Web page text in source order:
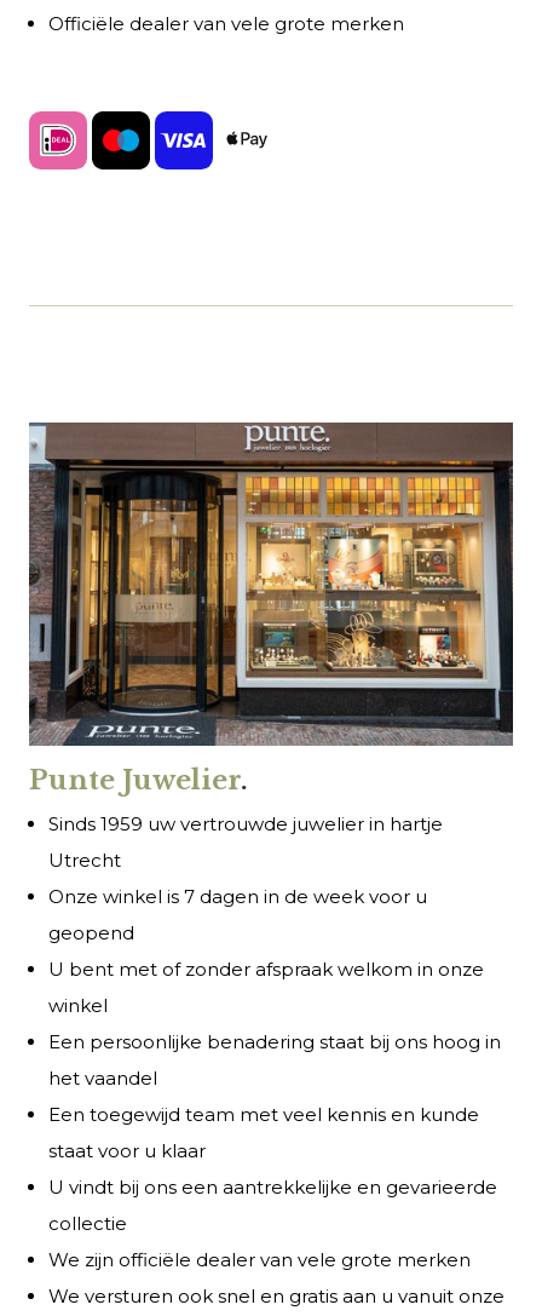
Officiële dealer van vele grote merken
Punte Juwelier.
Sinds 1959 uw vertrouwde juwelier in hartje
Utrecht
Onze winkel is 7 dagen in de week voor u
geopend
U bent met of zonder afspraak welkom in onze
winkel
Een persoonlijke benadering staat bij ons hoog in
het vaandel
Een toegewijd team met veel kennis en kunde
staat voor u klaar
U vindt bij ons een aantrekkelijke en gevarieerde
collectie
We zijn officiële dealer van vele grote merken
We versturen ook snel en gratis aan u vanuit onze